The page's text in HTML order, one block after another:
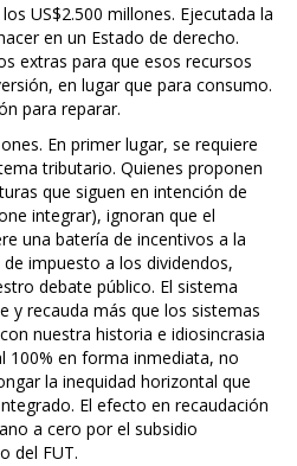
US$2.500 millones. Ejecutada la
en un Estado de derecho.
extras para que esos recursos
en lugar que para consumo.
para reparar.
En primer lugar, se requiere
tributario. Quienes proponen
que siguen en intención de
integrar), ignoran que el
una batería de incentivos a la
impuesto a los dividendos,
debate público. El sistema
y recauda más que los sistemas
nuestra historia e idiosincrasia
100% en forma inmediata, no
la inequidad horizontal que
El efecto en recaudación
a cero por el subsidio
del FUT.